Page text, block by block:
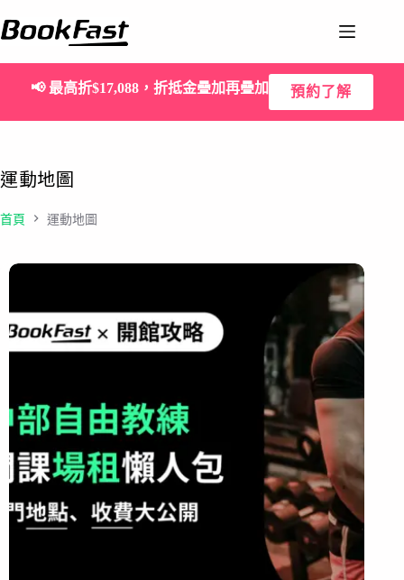
📢 最高折$17,088，折抵金疊加再疊加 預約了解
運動地圖
首頁 運動地圖